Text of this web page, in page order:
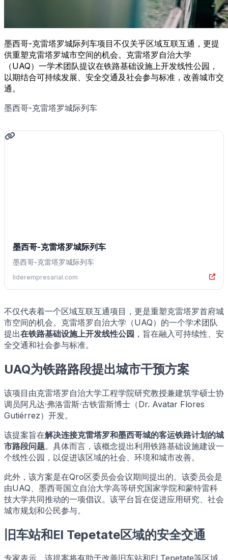
墨西哥-克雷塔罗城际列车项目不仅关乎区域互联互通，更提
供重塑克雷塔罗城市空间的机会。克雷塔罗自治大学
（UAQ）一学术团队提议在铁路基础设施上开发线性公园，
以期结合可持续发展、安全交通及社会参与标准，改善城市交
通。
墨西哥-克雷塔罗城际列车
墨西哥-克雷塔罗城际列车
墨西哥-克雷塔罗城际列车
liderempresarial.com
不仅代表着一个区域互联互通项目，更是重塑克雷塔罗首府城
市空间的机会。克雷塔罗自治大学（UAQ）的一个学术团队
提出在铁路基础设施上开发线性公园 ，旨在融入可持续性、安
全交通和社会参与标准。
UAQ为铁路路段提出城市干预方案
该项目由克雷塔罗自治大学工程学院研究教授兼建筑学硕士协
调员阿凡达·弗洛雷斯·古铁雷斯博士（Dr. Avatar Flores
Gutiérrez）开发。
该提案旨在解决连接克雷塔罗和墨西哥城的客运铁路计划的城
市路段问题。具体而言，该概念提出利用铁路基础设施建设一
个线性公园，以促进该区域的社会、环境和城市改善。
此外，该方案是在Qro区委员会会议期间提出的。该委员会是
由UAQ、墨西哥国立自治大学高等研究国家学院和蒙特雷科
技大学共同推动的一项倡议。该平台旨在促进应用研究、社会
城市规划和公民参与。
旧车站和El Tepetate区域的安全交通